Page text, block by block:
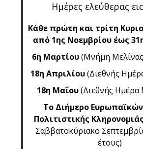
Ημέρες ελεύθερας
Κάθε πρώτη και τρίτη
από 1ης Νοεμβρίου έως
6η Μαρτίου(Μνήμη
18η Απριλίου(Διεθνής
18η Μαΐου(Διεθνής Ημέρα
Το Διήμερο
Πολιτιστικής Κληρονομιάς
Σαββατοκύριακο
έτους)